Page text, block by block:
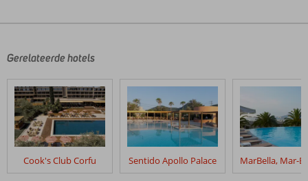
door
klanten
geschreven
na
hun
verblijf
Sandy
Gerelateerde hotels
Cook's Club Corfu Sentido Apollo Palace